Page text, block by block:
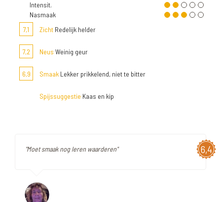
Intensit.
Nasmaak
7,1
Zicht Redelijk helder
7,2 Neus Weinig geur
6,9 Smaak Lekker prikkelend, niet te bitter
Spijssuggestie Kaas en kip
6,4
"Moet smaak nog leren waarderen"